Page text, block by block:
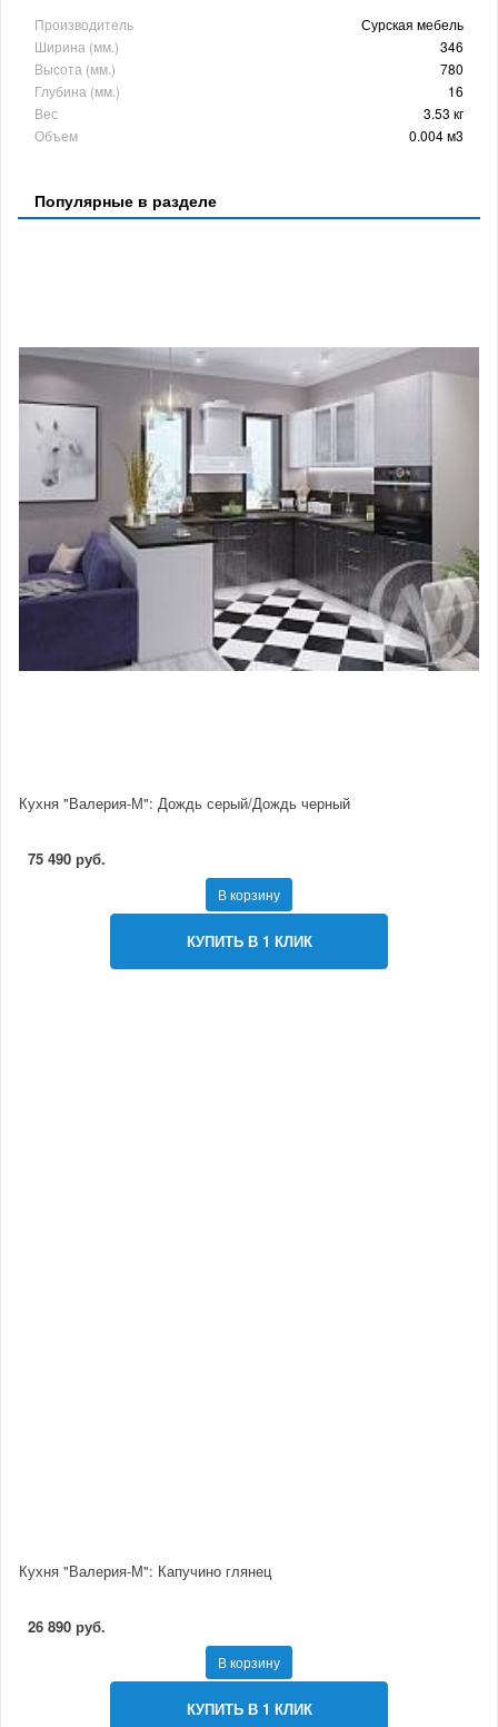
Производитель
Сурская мебель
Ширина (мм.)
346
Высота (мм.)
780
Глубина (мм.)
16
Вес
3.53 кг
Объем
0.004 м3
Популярные в разделе
Кухня "Валерия-М": Дождь серый/Дождь черный
75 490 руб.
В корзину
КУПИТЬ В 1 КЛИК
Кухня "Валерия-М": Капучино глянец
26 890 руб.
В корзину
КУПИТЬ В 1 КЛИК